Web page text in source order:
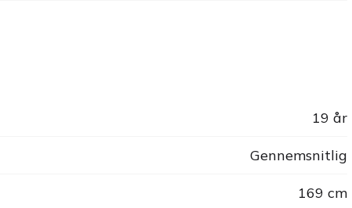
19 år
Gennemsnitlig
169 cm